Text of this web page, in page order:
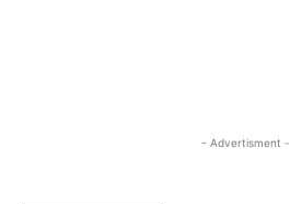
- Advertisment -